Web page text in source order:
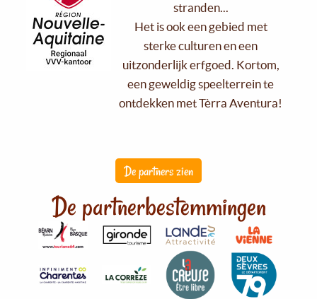
stranden...
Het is ook een gebied met
sterke culturen en een
uitzonderlijk erfgoed. Kortom,
een geweldig speelterrein te
ontdekken met Tèrra Aventura!
De partners zien
De partnerbestemmingen